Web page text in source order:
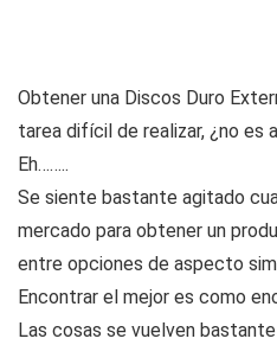
Obtener una Discos Duro
tarea difícil de realizar, ¿no es
Eh……..
Se siente bastante agitado
mercado para obtener un
entre opciones de aspecto
Encontrar el mejor es como
Las cosas se vuelven